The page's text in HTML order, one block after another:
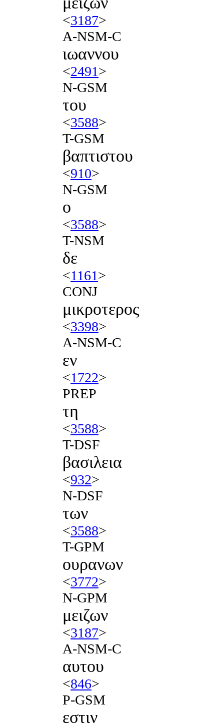
<3187>
A-NSM-C
ιωαννου
<2491>
N-GSM
του
<3588>
T-GSM
βαπτιστου
<910>
N-GSM
ο
<3588>
T-NSM
δε
<1161>
CONJ
μικροτερος
<3398>
A-NSM-C
εν
<1722>
PREP
τη
<3588>
T-DSF
βασιλεια
<932>
N-DSF
των
<3588>
T-GPM
ουρανων
<3772>
N-GPM
μειζων
<3187>
A-NSM-C
αυτου
<846>
P-GSM
εστιν